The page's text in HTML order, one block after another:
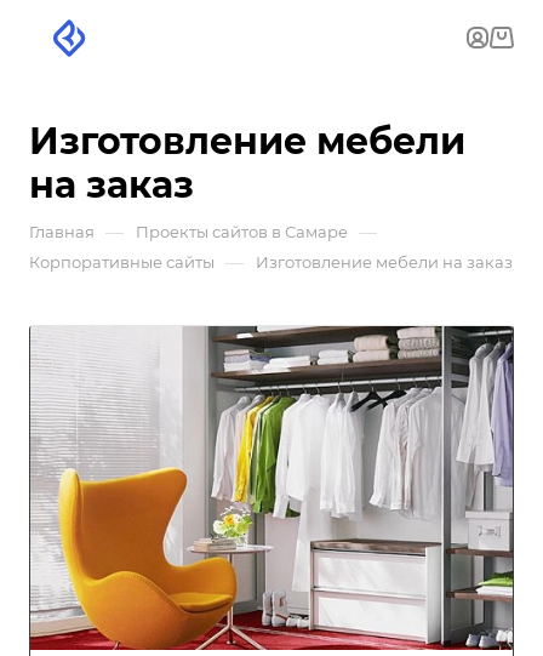
Изготовление мебели
на заказ
Главная — Проекты сайтов в Самаре —
Корпоративные сайты — Изготовление мебели на заказ